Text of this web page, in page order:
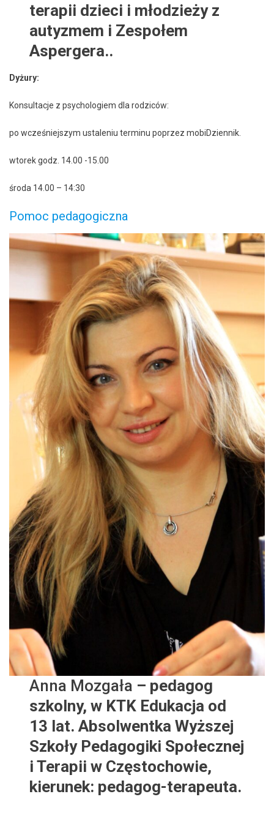
terapii dzieci i młodzieży z
autyzmem i Zespołem
Aspergera..
Dyżury:
Konsultacje z psychologiem dla rodziców:
po wcześniejszym ustaleniu terminu poprzez mobiDziennik.
wtorek godz. 14.00 -15.00
środa 14.00 – 14:30
Pomoc pedagogiczna
Anna Mozgała – pedagog
szkolny, w KTK Edukacja od
13 lat. Absolwentka Wyższej
Szkoły Pedagogiki Społecznej
i Terapii w Częstochowie,
kierunek: pedagog-terapeuta.